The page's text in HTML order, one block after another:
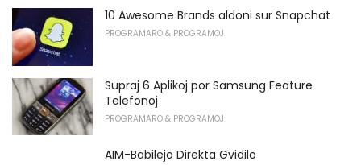
10 Awesome Brands aldoni sur Snapchat
PROGRAMARO & PROGRAMOJ
Supraj 6 Aplikoj por Samsung Feature
Telefonoj
PROGRAMARO & PROGRAMOJ
AIM-Babilejo Direkta Gvidilo